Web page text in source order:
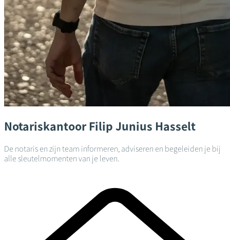
Notariskantoor Filip Junius Hasselt
De notaris en zijn team informeren, adviseren en begeleiden je bij
alle sleutelmomenten van je leven.